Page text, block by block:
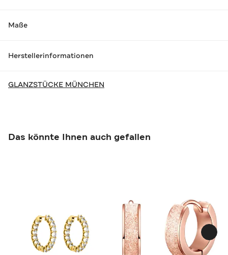
Maße
Herstellerinformationen
GLANZSTÜCKE MÜNCHEN
Das könnte Ihnen auch gefallen